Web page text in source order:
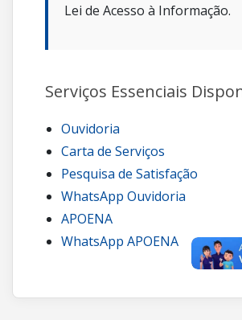
Lei de Acesso à Informação.
Serviços Essenciais
Ouvidoria
Carta de Serviços
Pesquisa de Satisfação
WhatsApp Ouvidoria
APOENA
WhatsApp APOENA